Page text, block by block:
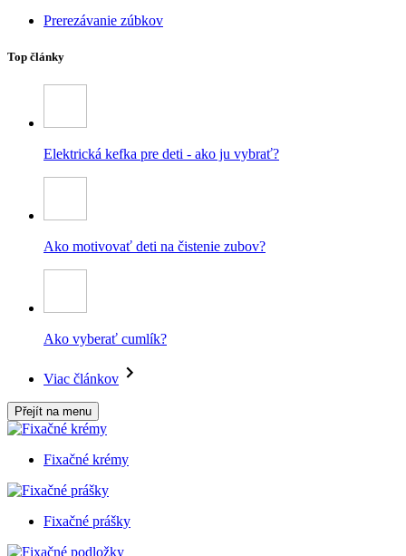
Prerezávanie zúbkov
Top články
Elektrická kefka pre deti - ako ju vybrať?
Ako motivovať deti na čistenie zubov?
Ako vyberať cumlík?
Viac článkov
Přejít na menu
Fixačné krémy
Fixačné prášky